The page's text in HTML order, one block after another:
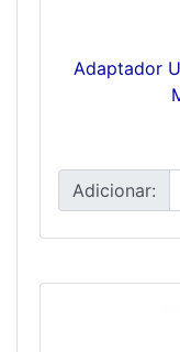
Adaptador
Adicionar: